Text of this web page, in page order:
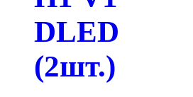
DLED
(2шт.)